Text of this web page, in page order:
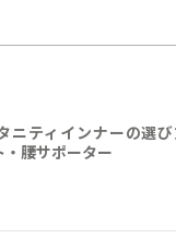
ニティインナーの選
腰サポーター